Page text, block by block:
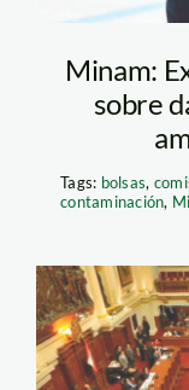
Minam:
sobre
Tags: bolsas,
contaminación,